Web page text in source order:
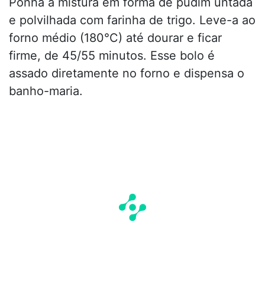
e polvilhada com farinha de trigo. Leve-a ao
forno médio (180°C) até dourar e ficar
firme, de 45/55 minutos. Esse bolo é
assado diretamente no forno e dispensa o
banho-maria.